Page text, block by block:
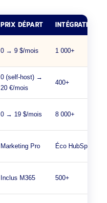
PRIX DÉPART INTÉGRATIONS
0 → 9 $/mois 1 000+
0 (self-host) →
20 €/mois
400+
0 → 19 $/mois 8 000+
Marketing Pro Éco HubSpot
Inclus M365 500+